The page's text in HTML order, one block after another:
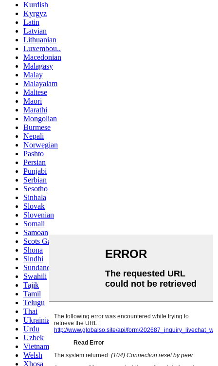
Kurdish
Kyrgyz
Latin
Latvian
Lithuanian
Luxembou..
Macedonian
Malagasy
Malay
Malayalam
Maltese
Maori
Marathi
Mongolian
Burmese
Nepali
Norwegian
Pashto
Persian
Punjabi
Serbian
Sesotho
Sinhala
Slovak
Slovenian
Somali
Samoan
Scots Gaelic
Shona
Sindhi
Sundanese
Swahili
Tajik
Tamil
Telugu
Thai
Ukrainian
Urdu
Uzbek
Vietnamese
Welsh
Xhosa